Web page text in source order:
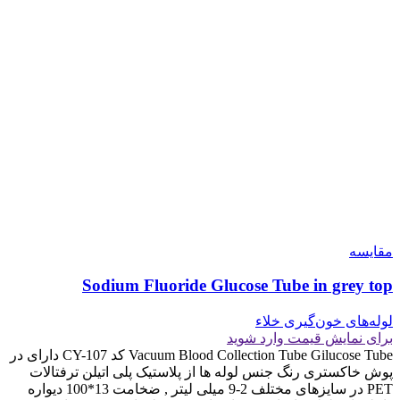
مقايسه
Sodium Fluoride Glucose Tube in grey top
لوله‌های خون‌گیری خلاء
برای نمایش قیمت وارد شوید
Vacuum Blood Collection Tube Gilucose Tube کد CY-107 دارای در
پوش خاکستری رنگ جنس لوله ها از پلاستیک پلی اتیلن ترفتالات
PET در سایزهای مختلف 2-9 میلی لیتر , ضخامت 13*100 دیواره